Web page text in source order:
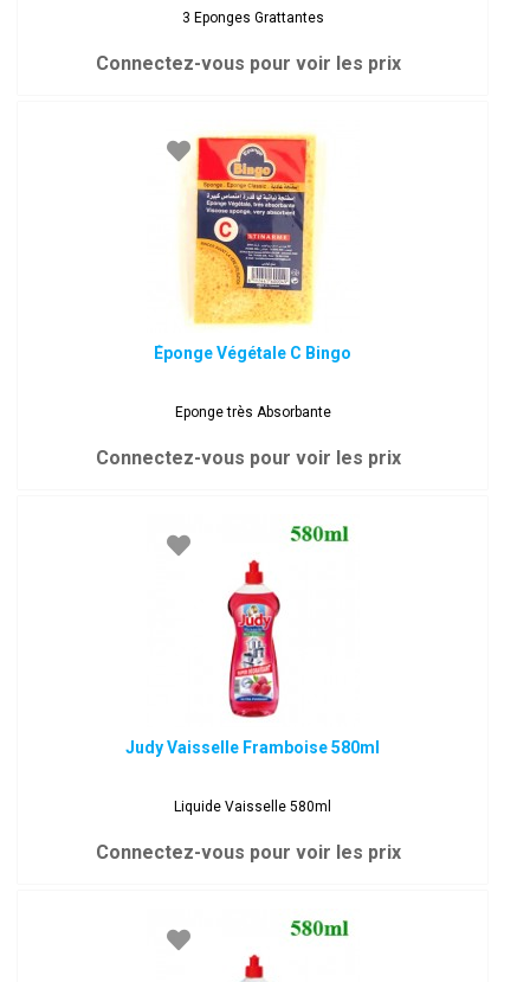
3 Eponges Grattantes
Connectez-vous pour voir les prix
Éponge Végétale C Bingo
Eponge très Absorbante
Connectez-vous pour voir les prix
Judy Vaisselle Framboise 580ml
Liquide Vaisselle 580ml
Connectez-vous pour voir les prix